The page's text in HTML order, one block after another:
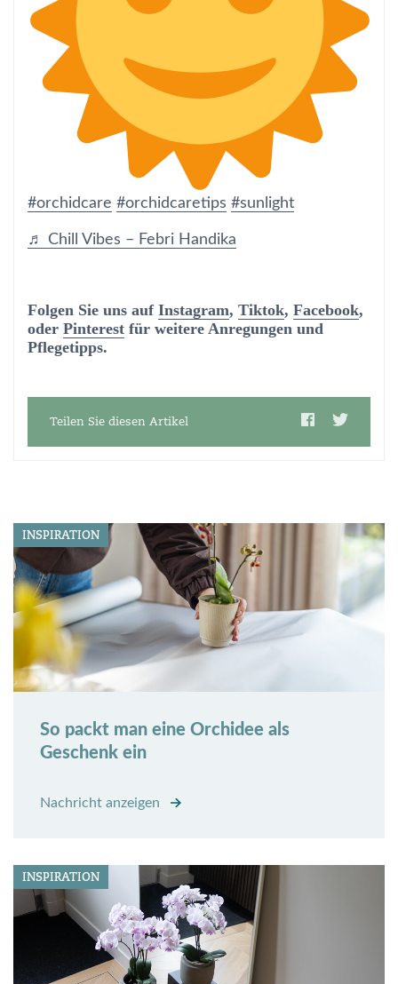
#orchidcare #orchidcaretips #sunlight
♬ Chill Vibes – Febri Handika
Folgen Sie uns auf Instagram, Tiktok, Facebook,
oder Pinterest für weitere Anregungen und
Pflegetipps.
Teilen Sie diesen Artikel
INSPIRATION
So packt man eine Orchidee als
Geschenk ein
Nachricht anzeigen
INSPIRATION